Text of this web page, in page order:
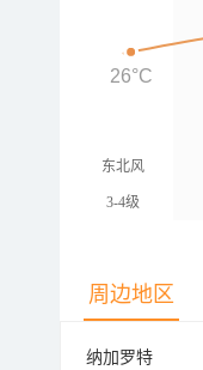
东北风
3-4级
26°C
周边地区
纳加罗特